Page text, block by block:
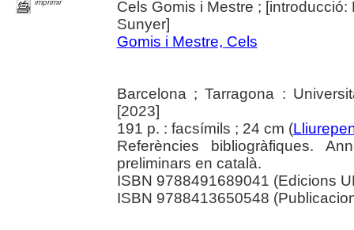
imprimir
Cels Gomis i Mestre ;
Sunyer]
Gomis i Mestre, Cels
Barcelona ; Tarragona :
[2023]
191 p. : facsímils ; 24 cm (
Referències bibliogràfiques.
preliminars en català.
ISBN 9788491689041 (Edicions
ISBN 9788413650548